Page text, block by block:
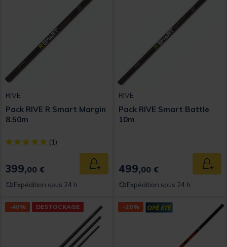
RIVE
Pack RIVE R Smart Margin
8.50m
[object Object] out of 5 Customer Rating
(1)
399,00 € Ajouter au panier
Expédition sous 24 h
RIVE
Pack RIVE Smart Battle
10m
499,00 €
Expédition sous 24 h
-40% DESTOCKAGE -20%